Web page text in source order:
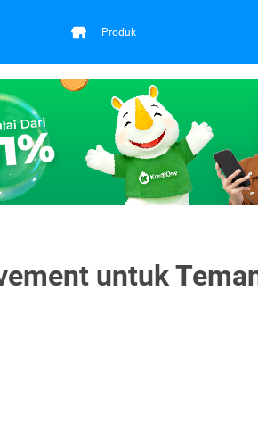
Produk
untuk